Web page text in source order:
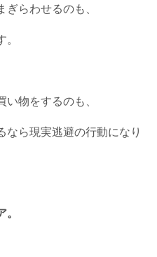
らわせるのも、
い物をするのも、
なら現実逃避の行動になり